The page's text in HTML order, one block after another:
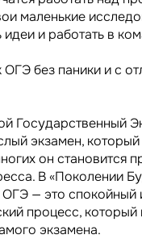
маленькие
идеи и работать в
ОГЭ без паники и с
Государственный
экзамен,
он становится
В «Поколении
ОГЭ — это спокойный
процесс, который
экзамена.